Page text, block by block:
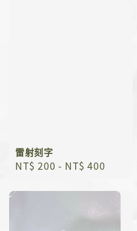
雷射刻字
Regular
NT$ 200 - NT$ 400